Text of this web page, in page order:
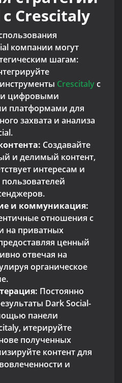
Crescitaly
компании могут
шагам:
Crescitalyс
цифровыми
платформами для
захвата и анализа
Создавайте
и делимый контент,
интересам и
и коммуникация:
отношения с
на приватных
ценный
отвечая на
органическое
Постоянно
Dark Social-
панели
итерируйте
полученных
контент для
и